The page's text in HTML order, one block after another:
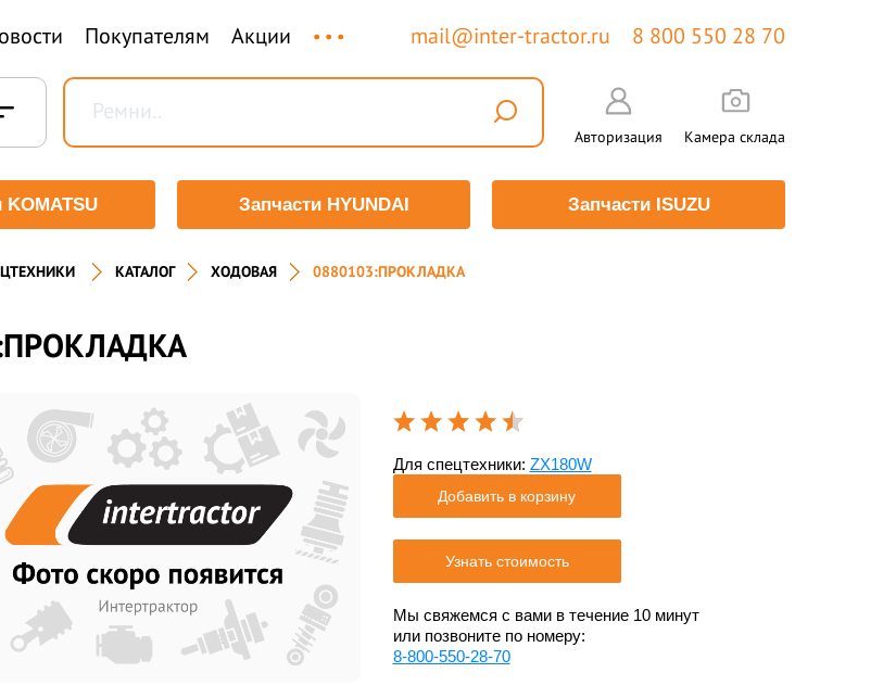
Покупателям Акции ... mail@inter-tractor.ru 8 800 550 28 70
Авторизация Камера склада
KOMATSU Запчасти HYUNDAI Запчасти ISUZU
КАТАЛОГ ХОДОВАЯ 0880103:ПРОКЛАДКА
Для спецтехники: ZX180W
Добавить в корзину
Узнать стоимость
Мы свяжемся с вами в течение 10 минут
или позвоните по номеру:
8-800-550-28-70